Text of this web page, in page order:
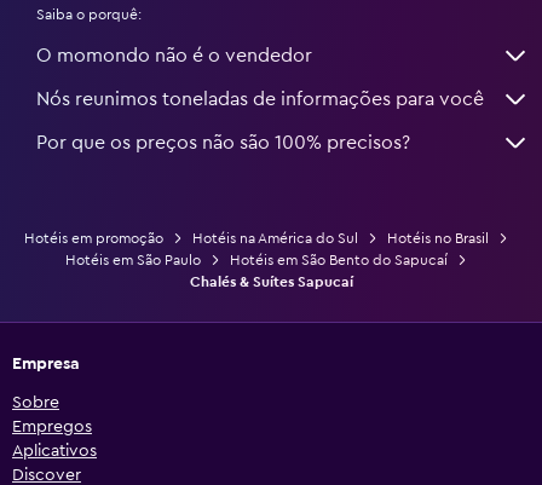
Saiba o porquê:
O momondo não é o vendedor
Nós reunimos toneladas de informações para você
Por que os preços não são 100% precisos?
Hotéis em promoção Hotéis na América do Sul
Hotéis no Brasil
Hotéis em São Paulo
Hotéis em São Bento do Sapucaí
Chalés & Suítes Sapucaí
Empresa
Sobre
Empregos
Aplicativos
Discover